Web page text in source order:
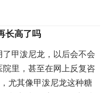
长高了吗
甲泼尼龙，以后会不会
里，甚至在网上反复咨
尤其像甲泼尼龙这种糖